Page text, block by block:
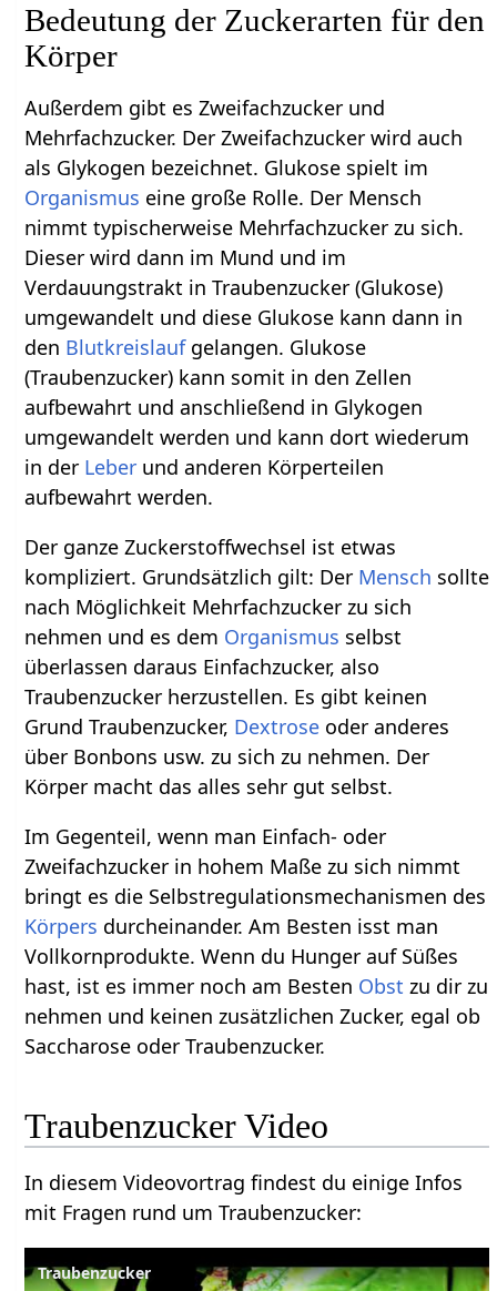
Bedeutung der Zuckerarten für den
Körper
Außerdem gibt es Zweifachzucker und
Mehrfachzucker. Der Zweifachzucker wird auch
als Glykogen bezeichnet. Glukose spielt im
Organismus eine große Rolle. Der Mensch
nimmt typischerweise Mehrfachzucker zu sich.
Dieser wird dann im Mund und im
Verdauungstrakt in Traubenzucker (Glukose)
umgewandelt und diese Glukose kann dann in
den Blutkreislaufgelangen. Glukose
(Traubenzucker) kann somit in den Zellen
aufbewahrt und anschließend in Glykogen
umgewandelt werden und kann dort wiederum
in der Leber und anderen Körperteilen
aufbewahrt werden.
Der ganze Zuckerstoffwechsel ist etwas
kompliziert. Grundsätzlich gilt: Der Mensch sollte
nach Möglichkeit Mehrfachzucker zu sich
nehmen und es dem Organismus selbst
überlassen daraus Einfachzucker, also
Traubenzucker herzustellen. Es gibt keinen
Grund Traubenzucker, Dextrose oder anderes
über Bonbons usw. zu sich zu nehmen. Der
Körper macht das alles sehr gut selbst.
Im Gegenteil, wenn man Einfach- oder
Zweifachzucker in hohem Maße zu sich nimmt
bringt es die Selbstregulationsmechanismen des
Körpers durcheinander. Am Besten isst man
Vollkornprodukte. Wenn du Hunger auf Süßes
hast, ist es immer noch am Besten Obst zu dir zu
nehmen und keinen zusätzlichen Zucker, egal ob
Saccharose oder Traubenzucker.
Traubenzucker Video
In diesem Videovortrag findest du einige Infos
mit Fragen rund um Traubenzucker:
Traubenzucker